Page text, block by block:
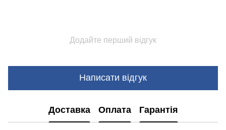
Додайте перший відгук
Написати відгук
Доставка Оплата Гарантія